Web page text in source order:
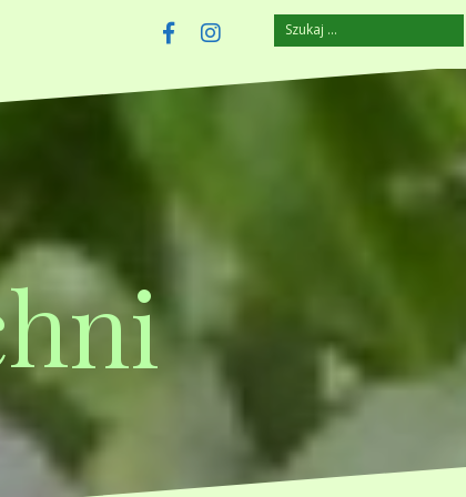
Instagram
szczuplejemy.pl
Szukaj: